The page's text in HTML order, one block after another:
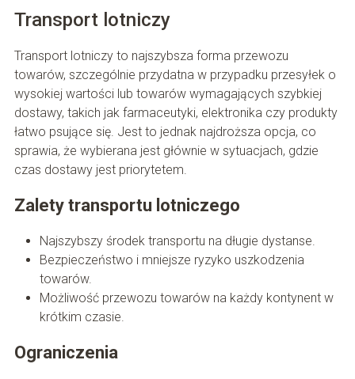
Transport lotniczy
Transport lotniczy to najszybsza forma przewozu
towarów, szczególnie przydatna w przypadku przesyłek o
wysokiej wartości lub towarów wymagających szybkiej
dostawy, takich jak farmaceutyki, elektronika czy produkty
łatwo psujące się. Jest to jednak najdroższa opcja, co
sprawia, że wybierana jest głównie w sytuacjach, gdzie
czas dostawy jest priorytetem.
Zalety transportu lotniczego
Najszybszy środek transportu na długie dystanse.
Bezpieczeństwo i mniejsze ryzyko uszkodzenia
towarów.
Możliwość przewozu towarów na każdy kontynent w
krótkim czasie.
Ograniczenia